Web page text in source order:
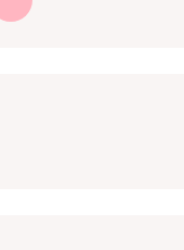
Rose clair